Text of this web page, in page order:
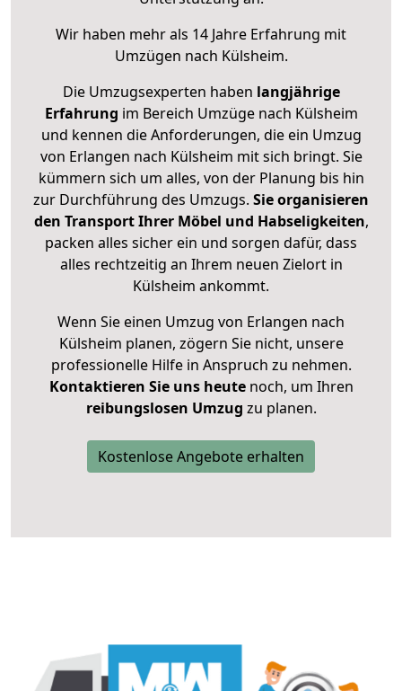
Wir haben mehr als 14 Jahre Erfahrung mit
Umzügen nach Külsheim.
Die Umzugsexperten haben langjährige
Erfahrung im Bereich Umzüge nach Külsheim
und kennen die Anforderungen, die ein Umzug
von Erlangen nach Külsheim mit sich bringt. Sie
kümmern sich um alles, von der Planung bis hin
zur Durchführung des Umzugs. Sie organisieren
den Transport Ihrer Möbel und Habseligkeiten,
packen alles sicher ein und sorgen dafür, dass
alles rechtzeitig an Ihrem neuen Zielort in
Külsheim ankommt.
Wenn Sie einen Umzug von Erlangen nach
Külsheim planen, zögern Sie nicht, unsere
professionelle Hilfe in Anspruch zu nehmen.
Kontaktieren Sie uns heutenoch, um Ihren
reibungslosen Umzug zu planen.
Kostenlose Angebote erhalten